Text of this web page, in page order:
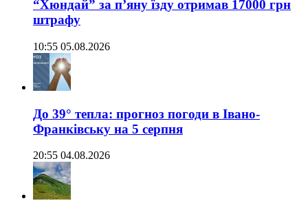
“Хюндай” за п’яну їзду отримав 17000 грн
штрафу
10:55 05.08.2026
До 39° тепла: прогноз погоди в Івано-
Франківську на 5 серпня
20:55 04.08.2026